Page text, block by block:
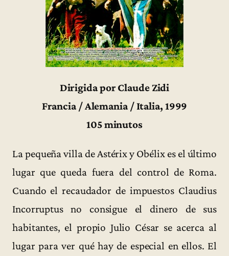
Dirigida por Claude Zidi
Francia / Alemania / Italia, 1999
105 minutos
La pequeña villa de Astérix y Obélix es el último
lugar que queda fuera del control de Roma.
Cuando el recaudador de impuestos Claudius
Incorruptus no consigue el dinero de sus
habitantes, el propio Julio César se acerca al
lugar para ver qué hay de especial en ellos. El